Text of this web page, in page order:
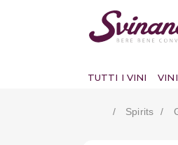
TUTTI I VINI
Spirits